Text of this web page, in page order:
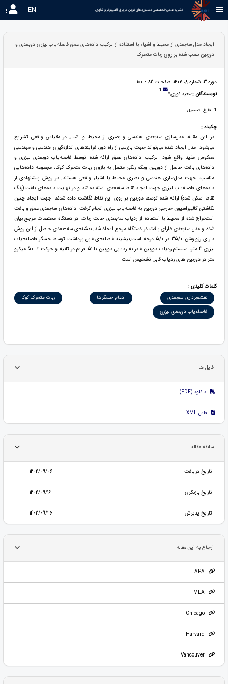
نشریه علمی-تخصصی دستاوردهای نوین در برق،کامپیوتر و فناوری EN
ایجاد مدل سه‌بعدی از محیط و اشیاء با استفاده از ترکیب داده‌های عمق فاصله‌یاب لیزری دوبعدی و
دوربین نصب شده بر روی ربات متحرک
دوره 3، شماره ۸، ۱۴۰۲، صفحات 82 - 100
نویسندگان :سعید نوری* 1
1 - فارغ التحصیل
چکیده :
در این مقاله، مدل‌سازی سه‌بعدی هندسی و بصری از محیط و اشیاء در مقیاس واقعی تشریح
می‌شود. مدل ایجاد شده می‌تواند جهت بازرسی از راه دور، فرآیند‌های اندازه‌گیری هندسی و مهندسی
معکوس مفید واقع شود. ترکیب داده‌های عمق ارائه شده توسط فاصله‌یاب دوبعدی لیزری و
داده‌های بافت حاصل از دوربین وبکم رنگی متصل به بازوی ربات متحرک کوکا، مجموعه داده‌ها‌یی
مناسب، جهت مدل‌سازی هندسی و بصری محیط یا اشیاء واقعی هستند. در روش پیشنهادی از
داده‌های فاصله‌یاب لیزری جهت ایجاد نقاط سه‌بعدی استفاده شد و در نهایت داده‌های بافت (رنگ
نقاط اسکن شده) ارائه شده توسط دوربین بر روی این نقاط نگاشت داده شدند. جهت ایجاد چنین
نگاشتی کالیبراسیون خارجی دوربین به فاصله‌یاب لیزری انجام گرفت. داده‌های سه‌بعدی عمق و بافت
استخراج شده از محیط با استفاده از ردیاب سه‌بعدی حالت ربات، در دستگاه مختصات مرجع بیان
شده و مدل سه‌بعدی دارای بافت در دستگاه مرجع ایجاد شد. نقشه¬ی سه¬بعدی حاصل از این روش
دارای رزولوشن 35/0 در 5/0 درجه است.بیشینه فاصله¬ی قابل برداشت توسط حسگر فاصله¬یاب
لیزری 4 متر، سیستم ردیاب دوربین قادر به ردیابی دوربین با 51 فریم در ثانیه و حرکت تا 50 میکرو
متر در دوربین های ردیاب قابل تشخیص است.
کلمات کلیدی :
نقشه‌برداری سه‌بعدی
ادغام حسگرها
ربات متحرک کوکا
فاصله‌یاب دوبعدی لیزری
فایل ها
دانلود (PDF)
فایل XML
سابقه مقاله
تاریخ دریافت 1402/09/06
تاریخ بازنگری 1402/09/16
تاریخ پذیرش 1402/09/26
ارجاع به این مقاله
APA
MLA
Chicago
Vancouver